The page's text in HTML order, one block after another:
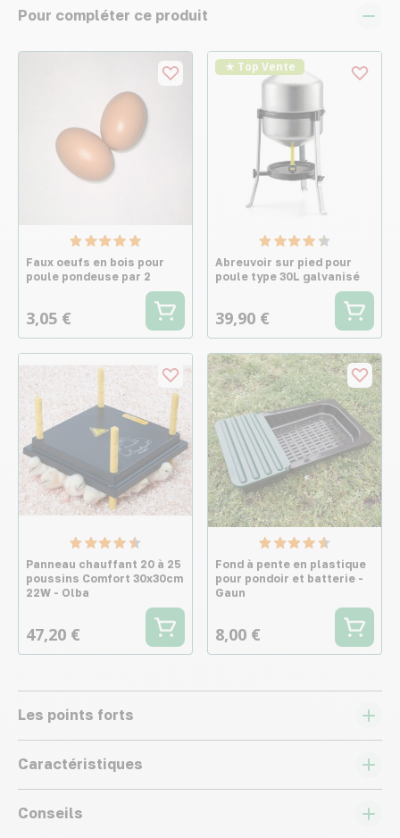
Pour compléter ce produit
Faux oeufs en bois pour
poule pondeuse par 2
3,05 €
★ Top Vente
Abreuvoir sur pied pour
poule type 30L galvanisé
39,90 €
Panneau chauffant 20 à 25
poussins Comfort 30x30cm
22W - Olba
47,20 €
Fond à pente en plastique
pour pondoir et batterie -
Gaun
8,00 €
Les points forts
Caractéristiques
Conseils